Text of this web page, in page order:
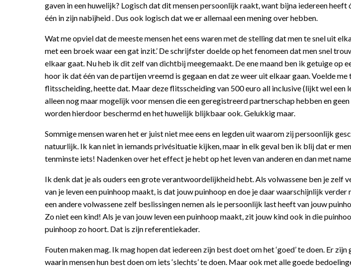
gaven in een huwelijk? Logisch dat dit mensen persoonlijk raakt, want bijna iedereen
één in zijn nabijheid . Dus ook logisch dat we er allemaal een mening over hebben.
Wat me opviel dat de meeste mensen het eens waren met de stelling dat men te snel uit
met een broek waar een gat inzit.’ De schrijfster doelde op het fenomeen dat men snel
elkaar gaat. Nu heb ik dit zelf van dichtbij meegemaakt. De ene maand ben ik getuige op
hoor ik dat één van de partijen vreemd is gegaan en dat ze weer uit elkaar gaan. Voelde
flitsscheiding, heette dat. Maar deze flitsscheiding van 500 euro all inclusive (lijkt wel een
alleen nog maar mogelijk voor mensen die een geregistreerd partnerschap hebben en
worden hierdoor beschermd en het huwelijk blijkbaar ook. Gelukkig maar.
Sommige mensen waren het er juist niet mee eens en legden uit waarom zij persoonlijk
natuurlijk. Ik kan niet in iemands privésituatie kijken, maar in elk geval ben ik blij dat er
tenminste iets! Nadenken over het effect je hebt op het leven van anderen en dan met
Ik denk dat je als ouders een grote verantwoordelijkheid hebt. Als volwassene ben je zelf
van je leven een puinhoop maakt, is dat jouw puinhoop en doe je daar waarschijnlijk verder
een andere volwassene zelf beslissingen nemen als ie persoonlijk last heeft van jouw
Zo niet een kind! Als je van jouw leven een puinhoop maakt, zit jouw kind ook in die
puinhoop zo hoort. Dat is zijn referentiekader.
Fouten maken mag. Ik mag hopen dat iedereen zijn best doet om het ‘goed’ te doen. Er
waarin mensen hun best doen om iets ‘slechts’ te doen. Maar ook met alle goede